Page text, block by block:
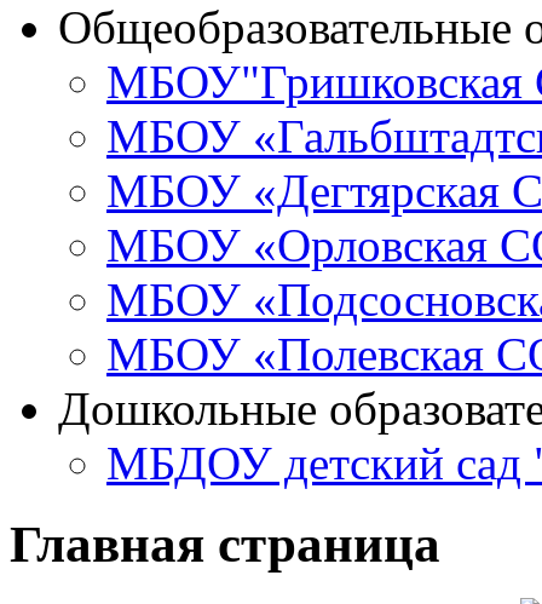
Общеобразовательные
МБОУ
МБОУ «Дегтярская
МБОУ «Орловская
МБОУ
МБОУ «Полевская
Дошкольные
МБДОУ детский сад
Главная страница